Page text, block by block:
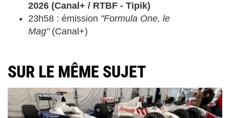
2026 (Canal+ / RTBF - Tipik)
23h58 : émission "Formula One, le
Mag" (Canal+)
SUR LE MÊME SUJET